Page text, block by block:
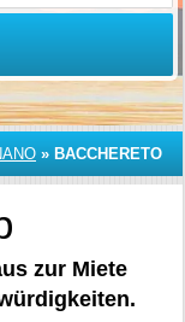
» BACCHERETO
zur Miete